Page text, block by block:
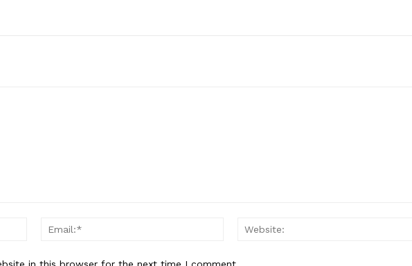
Name:*
Email:*